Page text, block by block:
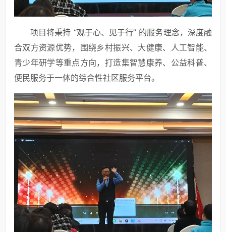
项目将秉持 “观于心、见于行” 的服务理念，深度融
合双方资源优势，围绕乡村振兴、大健康、人工智能、
青少年研学等重点方向，打造集智慧康养、公益科普、
便民服务于一体的综合性社区服务平台。